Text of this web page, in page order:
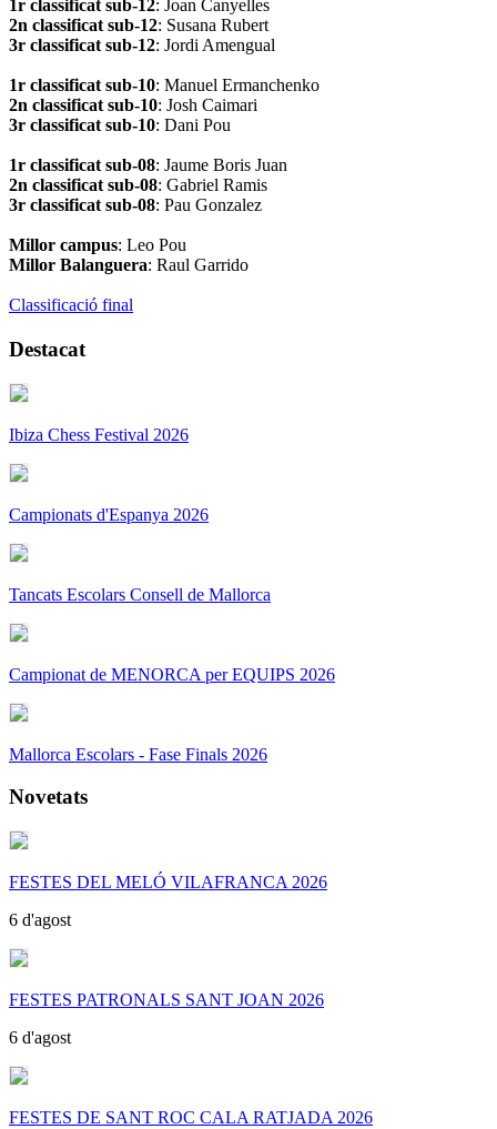
1r classificat sub-12: Joan Canyelles
2n classificat sub-12: Susana Rubert
3r classificat sub-12: Jordi Amengual
1r classificat sub-10: Manuel Ermanchenko
2n classificat sub-10: Josh Caimari
3r classificat sub-10: Dani Pou
1r classificat sub-08: Jaume Boris Juan
2n classificat sub-08: Gabriel Ramis
3r classificat sub-08: Pau Gonzalez
Millor campus: Leo Pou
Millor Balanguera: Raul Garrido
Classificació final
Destacat
Ibiza Chess Festival 2026
Campionats d'Espanya 2026
Tancats Escolars Consell de Mallorca
Campionat de MENORCA per EQUIPS 2026
Mallorca Escolars - Fase Finals 2026
Novetats
FESTES DEL MELÓ VILAFRANCA 2026
6 d'agost
FESTES PATRONALS SANT JOAN 2026
6 d'agost
FESTES DE SANT ROC CALA RATJADA 2026